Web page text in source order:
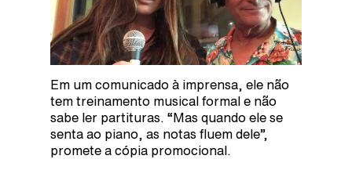
Em um comunicado à imprensa, ele não
tem treinamento musical formal e não
sabe ler partituras. “Mas quando ele se
senta ao piano, as notas fluem dele”,
promete a cópia promocional.